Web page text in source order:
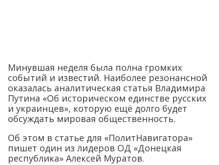
Минувшая неделя была полна громких
событий и известий. Наиболее резонансной
оказалась аналитическая статья Владимира
Путина «Об историческом единстве русских
и украинцев», которую ещё долго будет
обсуждать мировая общественность.
Об этом в статье для «ПолитНавигатора»
пишет один из лидеров ОД «Донецкая
республика» Алексей Муратов.